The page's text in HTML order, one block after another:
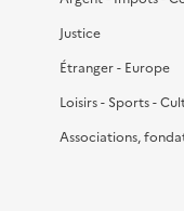
Justice
Étranger - Europe
Loisirs - Sports -
Associations,